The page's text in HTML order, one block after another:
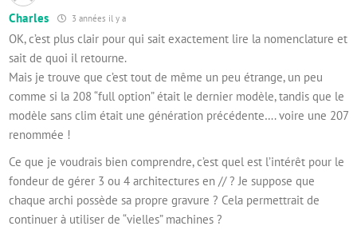
Charles 3 années il y a
OK, c’est plus clair pour qui sait exactement lire la nomenclature et
sait de quoi il retourne.
Mais je trouve que c’est tout de même un peu étrange, un peu
comme si la 208 “full option” était le dernier modèle, tandis que le
modèle sans clim était une génération précédente…. voire une 207
renommée !
Ce que je voudrais bien comprendre, c’est quel est l’intérêt pour le
fondeur de gérer 3 ou 4 architectures en // ? Je suppose que
chaque archi possède sa propre gravure ? Cela permettrait de
continuer à utiliser de “vielles” machines ?